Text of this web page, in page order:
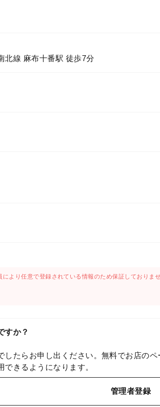
北線 麻布十番駅 徒歩7分
により任意で登録されている情報のため保証しており
すか？
したらお申し出ください。無料でお店の
できるようになります。
管理者登録